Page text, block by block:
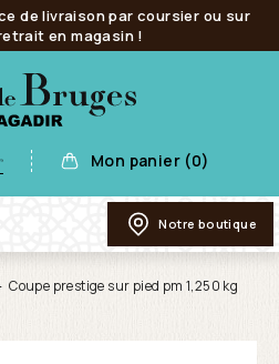
de livraison par coursier ou sur
en magasin !
Mon panier (0)
Notre boutique
Coupe prestige sur pied pm 1,250 kg